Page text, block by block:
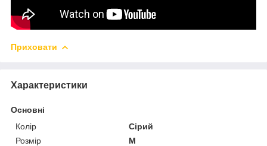
Приховати
Характеристики
Основні
Колір
Сірий
Розмір
M